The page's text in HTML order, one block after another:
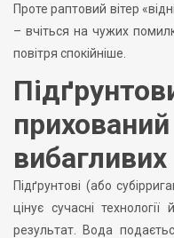
Проте раптовий вітер
– вчіться на чужих
повітря спокійніше.
вибагливих
Підґрунтові (або
цінує сучасні
результат. Вода